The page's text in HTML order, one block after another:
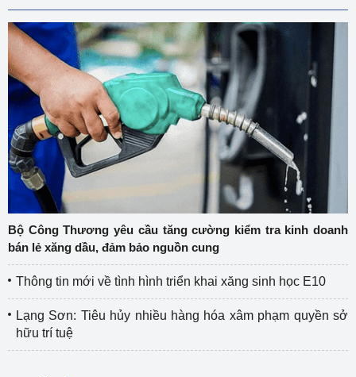
Bộ Công Thương yêu cầu tăng cường kiểm tra kinh doanh
bán lẻ xăng dầu, đảm bảo nguồn cung
Thông tin mới về tình hình triển khai xăng sinh học E10
Lạng Sơn: Tiêu hủy nhiều hàng hóa xâm phạm quyền sở
hữu trí tuệ